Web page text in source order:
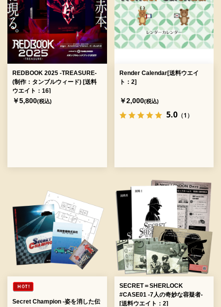
REDBOOK 2025 -TREASURE-
(制作：タンブルウィード) [送料
ウエイト：16]
￥5,800(税込)
Render Calendar[送料ウエイ
ト：2]
￥2,000(税込)
5.0（1）
Secret Champion -姿を消した伝
SECRET＝SHERLOCK
#CASE01 -7人の奇妙な容疑者-
[送料ウエイト：2]